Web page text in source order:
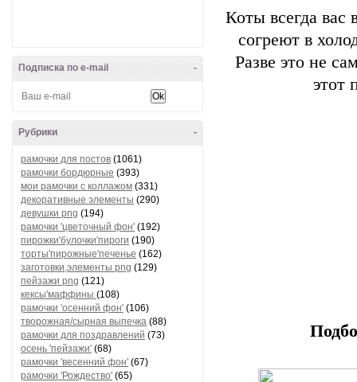
-
Подписка по e-mail
-
Рубрики
рамочки для постов (1061)
рамочки бордюрные (393)
мои рамочки с коллажом (331)
декоративные элементы (290)
девушки png (194)
рамочки 'цветочный фон' (192)
пирожки'булочки'пироги (190)
торты'пирожные'печенье (162)
заготовки,элементы png (129)
пейзажи png (121)
кексы'маффины (108)
рамочки 'осенний фон' (106)
творожная/сырная выпечка (88)
рамочки для поздравлений (73)
осень 'пейзажи' (68)
рамочки 'весенний фон' (67)
рамочки 'Рождество' (65)
Коты всегда вас
согреют в
Разве это не
этот